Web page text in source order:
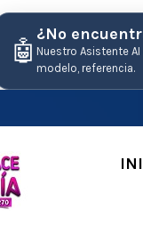
🤖
¿No
Nuestro Asistente
modelo, referencia.